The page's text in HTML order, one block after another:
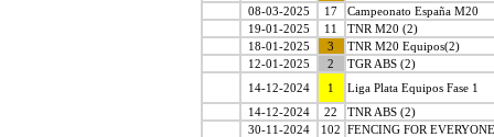
08-03-2025
17
Campeonato España M20
19-01-2025
11
TNR M20 (2)
18-01-2025
3
TNR M20 Equipos(2)
12-01-2025
2
TGR ABS (2)
14-12-2024
1
Liga Plata Equipos Fase 1
14-12-2024
22
TNR ABS (2)
30-11-2024
102 FENCING FOR EVERYONE